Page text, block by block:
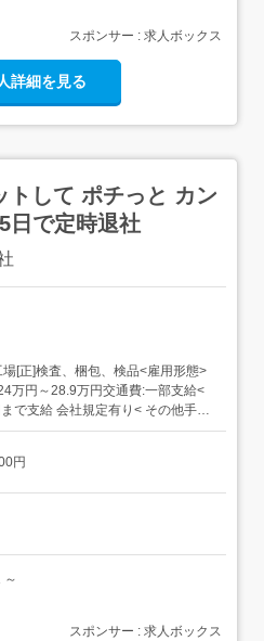
スポンサー : 求人ボックス
詳細を見る
トして ポチっと カン
日で定時退社
場[正]検査、梱包、検品<雇用形態>
万円～28.9万円交通費:一部支給<
で支給 会社規定有り< その他手当
休日出勤手当:全額支給昇給あり:
与が最短5分で受け取りO...
円
～
スポンサー : 求人ボックス